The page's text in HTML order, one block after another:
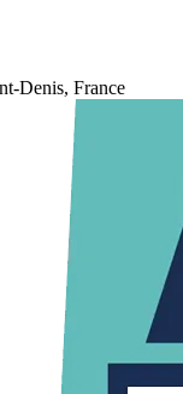
France